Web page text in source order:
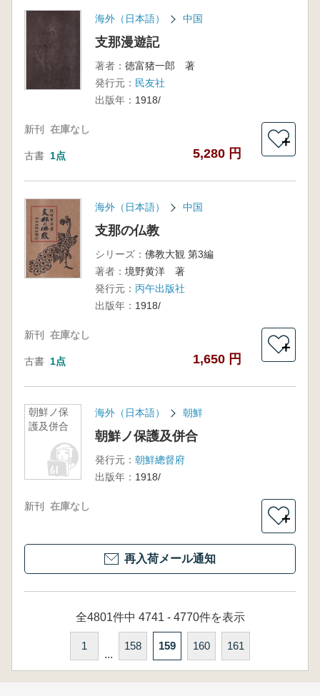
海外（日本語） 中国
支那漫遊記
著者： 徳富猪一郎 著
発行元： 民友社
出版年： 1918/
新刊 在庫なし
古書 1点 5,280 円
＋
海外（日本語） 中国
支那の仏教
シリーズ： 佛教大観 第3編
著者： 境野黄洋 著
発行元： 丙午出版社
出版年： 1918/
新刊 在庫なし
古書 1点 1,650 円
＋
朝鮮ノ保
護及併合
海外（日本語） 朝鮮
朝鮮ノ保護及併合
発行元： 朝鮮總督府
出版年： 1918/
新刊 在庫なし
＋
再入荷メール通知
全4801件中 4741 - 4770件を表示
1
...
158 159 160 161